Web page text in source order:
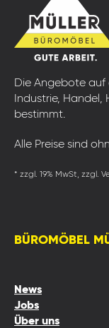
Die Angebote auf
Industrie,
bestimmt.
Alle Preise sind
* zzgl. 19% MwSt, zzgl.
BÜROMÖBEL
News
Jobs
Über uns